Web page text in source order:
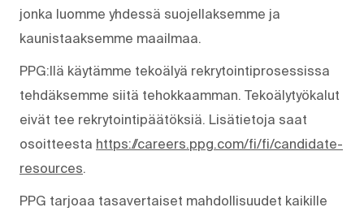
jonka luomme yhdessä suojellaksemme ja
kaunistaaksemme maailmaa.
PPG:llä käytämme tekoälyä rekrytointiprosessissa
tehdäksemme siitä tehokkaamman. Tekoälytyökalut
eivät tee rekrytointipäätöksiä. Lisätietoja saat
osoitteesta https://careers.ppg.com/fi/fi/candidate-
resources.
PPG tarjoaa tasavertaiset mahdollisuudet kaikille